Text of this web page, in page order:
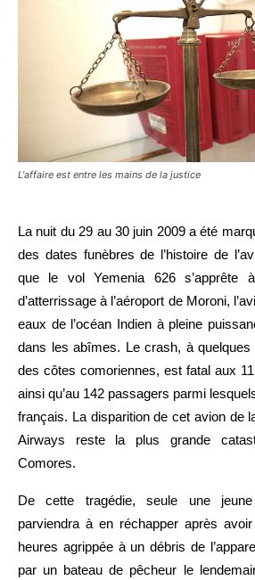
L'affaire est entre les mains de la justice
La nuit du 29 au 30 juin 2009 a été
des dates funèbres de l’histoire de
que le vol Yemenia 626 s’apprête
d’atterrissage à l’aéroport de Moroni,
eaux de l’océan Indien à pleine
dans les abîmes. Le crash, à quelques
des côtes comoriennes, est fatal aux
ainsi qu’au 142 passagers parmi
français. La disparition de cet avion de
Airways reste la plus grande
Comores.
De cette tragédie, seule une
parviendra à en réchapper après
heures agrippée à un débris de
par un bateau de pêcheur le